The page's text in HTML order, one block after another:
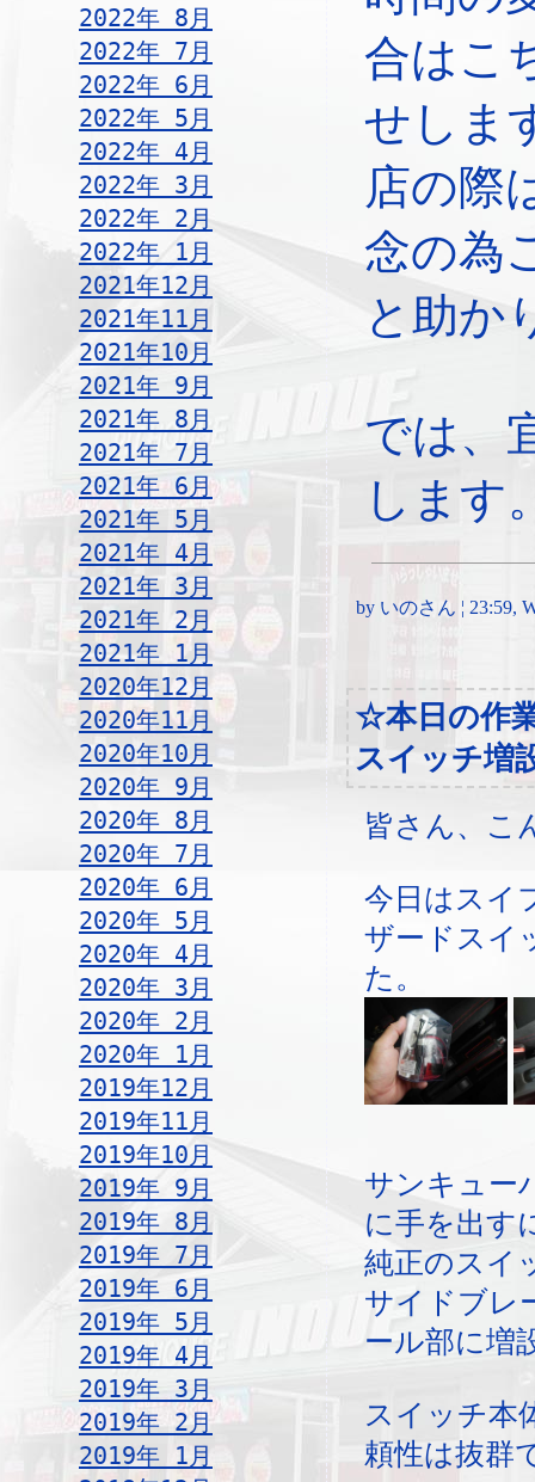
2022年 8月
2022年 7月
2022年 6月
2022年 5月
2022年 4月
2022年 3月
2022年 2月
2022年 1月
2021年12月
2021年11月
2021年10月
2021年 9月
2021年 8月
2021年 7月
2021年 6月
2021年 5月
2021年 4月
2021年 3月
2021年 2月
2021年 1月
2020年12月
2020年11月
2020年10月
2020年 9月
2020年 8月
2020年 7月
2020年 6月
2020年 5月
2020年 4月
2020年 3月
2020年 2月
2020年 1月
2019年12月
2019年11月
2019年10月
2019年 9月
2019年 8月
2019年 7月
2019年 6月
2019年 5月
2019年 4月
2019年 3月
2019年 2月
2019年 1月
合はこ
せしま
店の際
念の為
と助か
では、
します
by いのさん ¦ 23:59,
☆本日の作
スイッチ増
皆さん、こ
今日はスイ
ザードスイ
た。
サンキュー
に手を出す
純正のスイ
サイドブレ
ール部に増
スイッチ本
頼性は抜群